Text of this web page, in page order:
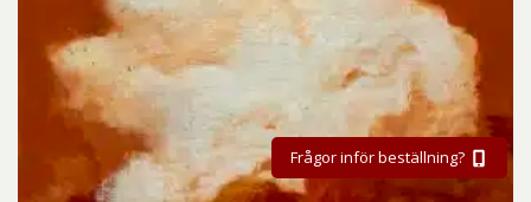
Frågor inför beställning?